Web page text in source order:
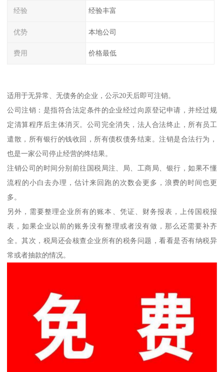
经验 经验丰富
优势 本地公司
费用 价格最低
适用于无异常、无债务的企业，公示20天后即可注销。
公司注销：是指符合法定条件的企业经过向原登记申请，并经过规
定清算程序后主体消灭。公司完全消失，法人合法终止，所有员工
遣散，所有银行的钱收回，所有债权债务结束。注销是合法行为，
也是一家公司停止经营的终结果。
注销公司的时间分别前往国税局注、局、工商局、银行，如果不懂
流程的小白去办理，估计来回跑的次数会更多，浪费的时间也更
多。
另外，需要整理企业所有的账本、凭证、财务报表，上传国税报
表，如果企业以前的账务没有整理或者没有做，那么还需要补齐
全。其次，税局还会核查企业所有的税务问题，看看是否有纳税异
常或者抽款的情况。